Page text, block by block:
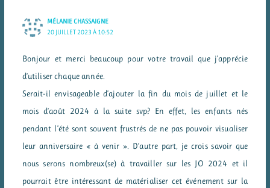
MÉLANIE CHASSAIGNE
20 JUILLET 2023 À 10:52
Bonjour et merci beaucoup pour votre travail que j’apprécie
d’utiliser chaque année.
Serait-il envisageable d’ajouter la fin du mois de juillet et le
mois d’août 2024 à la suite svp? En effet, les enfants nés
pendant l’été sont souvent frustrés de ne pas pouvoir visualiser
leur anniversaire « à venir ». D’autre part, je crois savoir que
nous serons nombreux(se) à travailler sur les JO 2024 et il
pourrait être intéressant de matérialiser cet événement sur la